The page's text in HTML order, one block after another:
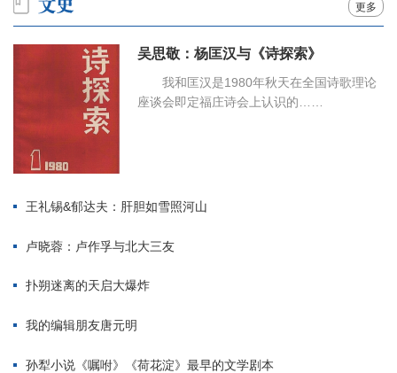
更多
吴思敬：杨匡汉与《诗探索》
我和匡汉是1980年秋天在全国诗歌理论
座谈会即定福庄诗会上认识的……
王礼锡&郁达夫：肝胆如雪照河山
卢晓蓉：卢作孚与北大三友
扑朔迷离的天启大爆炸
我的编辑朋友唐元明
孙犁小说《嘱咐》《荷花淀》最早的文学剧本